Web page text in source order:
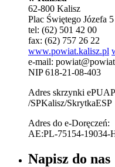
62-800 Kalisz
Plac Świętego Józefa 5
tel: (62) 501 42 00
fax: (62) 757 26 22
www.powiat.kalisz.pl
e-mail:
NIP 618-21-08-403
Adres skrzynki
/SPKalisz/SkrytkaESP
Adres do e-Doręczeń:
AE:PL-75154-19034-
Napisz do nas